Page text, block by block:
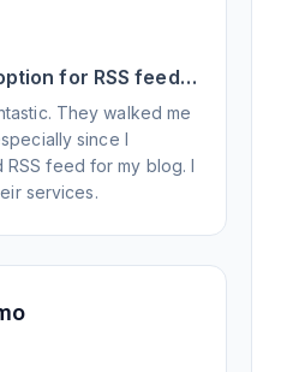
for RSS feed
They walked me
since I
feed for my blog. I
services.